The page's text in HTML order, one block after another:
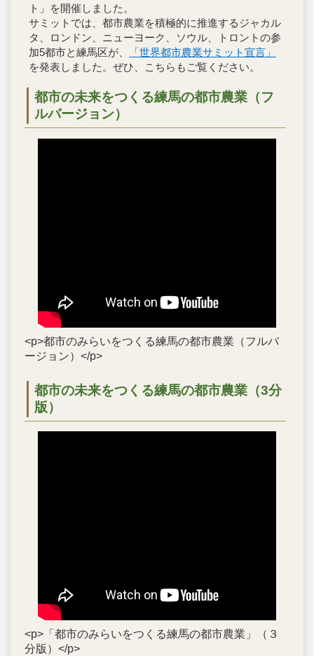
ト」を開催しました。
サミットでは、都市農業を積極的に推進するジャカル
タ、ロンドン、ニューヨーク、ソウル、トロントの参
加5都市と練馬区が、
「世界都市農業サミット宣言」
を発表しました。ぜひ、こちらもご覧ください。
都市の未来をつくる練馬の都市農業（フ
ルバージョン）
<p>都市のみらいをつくる練馬の都市農業（フルバ
ージョン）</p>
都市の未来をつくる練馬の都市農業（3分
版）
<p>「都市のみらいをつくる練馬の都市農業」（３
分版）</p>